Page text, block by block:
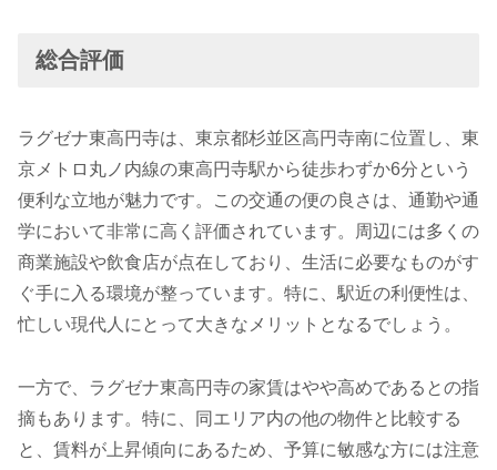
総合評価
ラグゼナ東高円寺は、東京都杉並区高円寺南に位置し、東
京メトロ丸ノ内線の東高円寺駅から徒歩わずか6分という
便利な立地が魅力です。この交通の便の良さは、通勤や通
学において非常に高く評価されています。周辺には多くの
商業施設や飲食店が点在しており、生活に必要なものがす
ぐ手に入る環境が整っています。特に、駅近の利便性は、
忙しい現代人にとって大きなメリットとなるでしょう。
一方で、ラグゼナ東高円寺の家賃はやや高めであるとの指
摘もあります。特に、同エリア内の他の物件と比較する
と、賃料が上昇傾向にあるため、予算に敏感な方には注意